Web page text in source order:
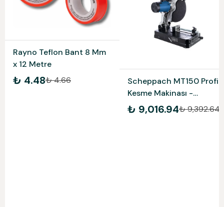
Rayno Teflon Bant 8 Mm
x 12 Metre
₺ 4.48₺ 4.66
Scheppach MT150 Profil
Kesme Makinası -
5903703901
₺ 9,016.94₺ 9,392.64